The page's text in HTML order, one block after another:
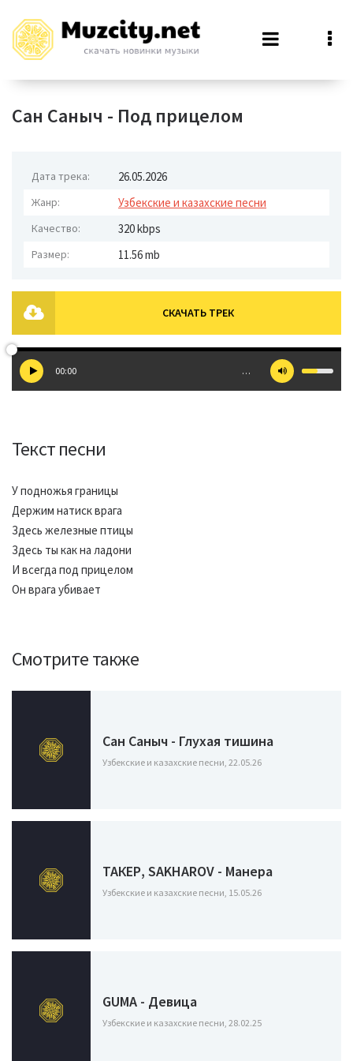
Сан Саныч - Под прицелом
Дата трека: 26.05.2026
Жанр: Узбекские и казахские песни
Качество: 320 kbps
Размер: 11.56 mb
СКАЧАТЬ ТРЕК
00:00 …
Текст песни
У подножья границы
Держим натиск врага
Здесь железные птицы
Здесь ты как на ладони
И всегда под прицелом
Он врага убивает
Смотрите также
Сан Саныч - Глухая тишина
Узбекские и казахские песни, 22.05.26
ТАКЕР, SAKHAROV - Манера
Узбекские и казахские песни, 15.05.26
GUMA - Девица
Узбекские и казахские песни, 28.02.25